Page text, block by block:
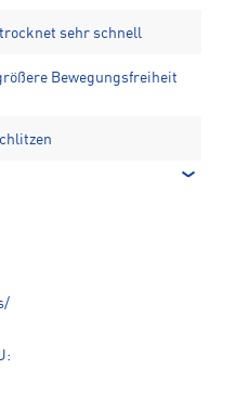
sehr schnell
Bewegungsfreiheit